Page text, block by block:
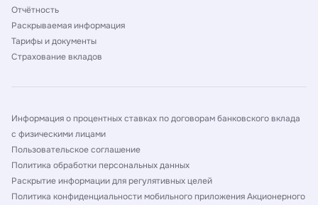
Отчётность
Раскрываемая информация
Тарифы и документы
Страхование вкладов
Информация о процентных ставках по договорам банковского вклада
с физическими лицами
Пользовательское соглашение
Политика обработки персональных данных
Раскрытие информации для регулятивных целей
Политика конфиденциальности мобильного приложения Акционерного